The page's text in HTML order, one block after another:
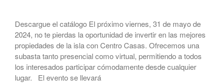
Descargue el catálogo El próximo viernes, 31 de mayo de
2024, no te pierdas la oportunidad de invertir en las mejores
propiedades de la isla con Centro Casas. Ofrecemos una
subasta tanto presencial como virtual, permitiendo a todos
los interesados participar cómodamente desde cualquier
lugar. El evento se llevará